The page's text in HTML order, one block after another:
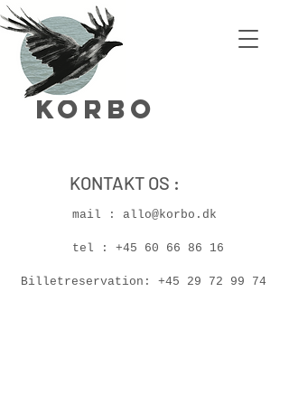
Korbo
KONTAKT OS :
mail : allo@korbo.dk
tel : +45 60 66 86 16
Billetreservation: +45 29 72 99 74